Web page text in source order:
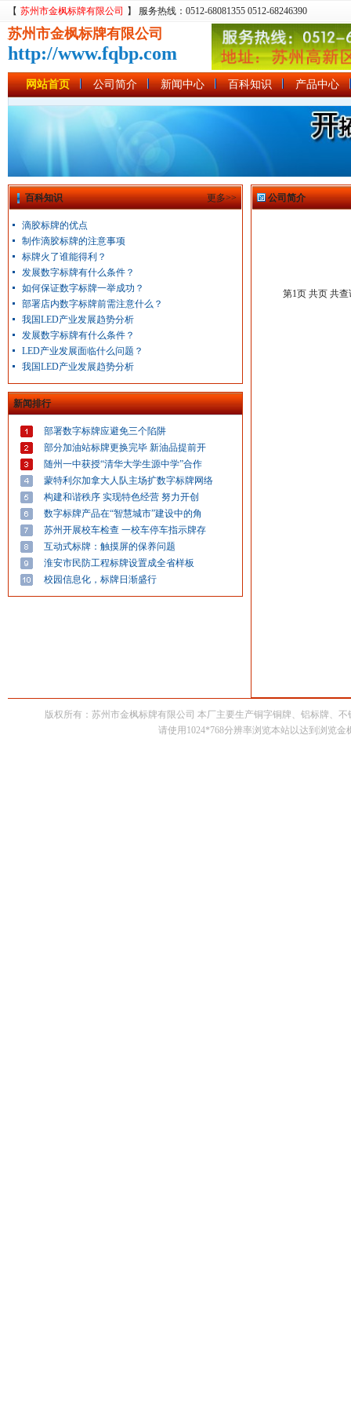
【 苏州市金枫标牌有限公司 】 服务热线：0512-68081355 0512-68246390
苏州市金枫标牌有限公司
http://www.fqbp.com
网站首页 公司简介 新闻中心 百科知识 产品中心
百科知识 更多>>
滴胶标牌的优点
制作滴胶标牌的注意事项
标牌火了谁能得利？
发展数字标牌有什么条件？
如何保证数字标牌一举成功？
部署店内数字标牌前需注意什么？
我国LED产业发展趋势分析
发展数字标牌有什么条件？
LED产业发展面临什么问题？
我国LED产业发展趋势分析
新闻排行
部署数字标牌应避免三个陷阱
部分加油站标牌更换完毕 新油品提前开
随州一中获授“清华大学生源中学”合作
蒙特利尔加拿大人队主场扩数字标牌网络
构建和谐秩序 实现特色经营 努力开创
数字标牌产品在“智慧城市”建设中的角
苏州开展校车检查 一校车停车指示牌存
互动式标牌：触摸屏的保养问题
淮安市民防工程标牌设置成全省样板
校园信息化，标牌日渐盛行
公司简介
第1页 共页 共
版权所有：苏州市金枫标牌有限公司 本厂主要生产铜字铜牌、铝标牌、
请使用1024*768分辨率浏览本站以达到浏览